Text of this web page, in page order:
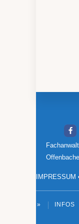
IMPRESSUM
» INFOS